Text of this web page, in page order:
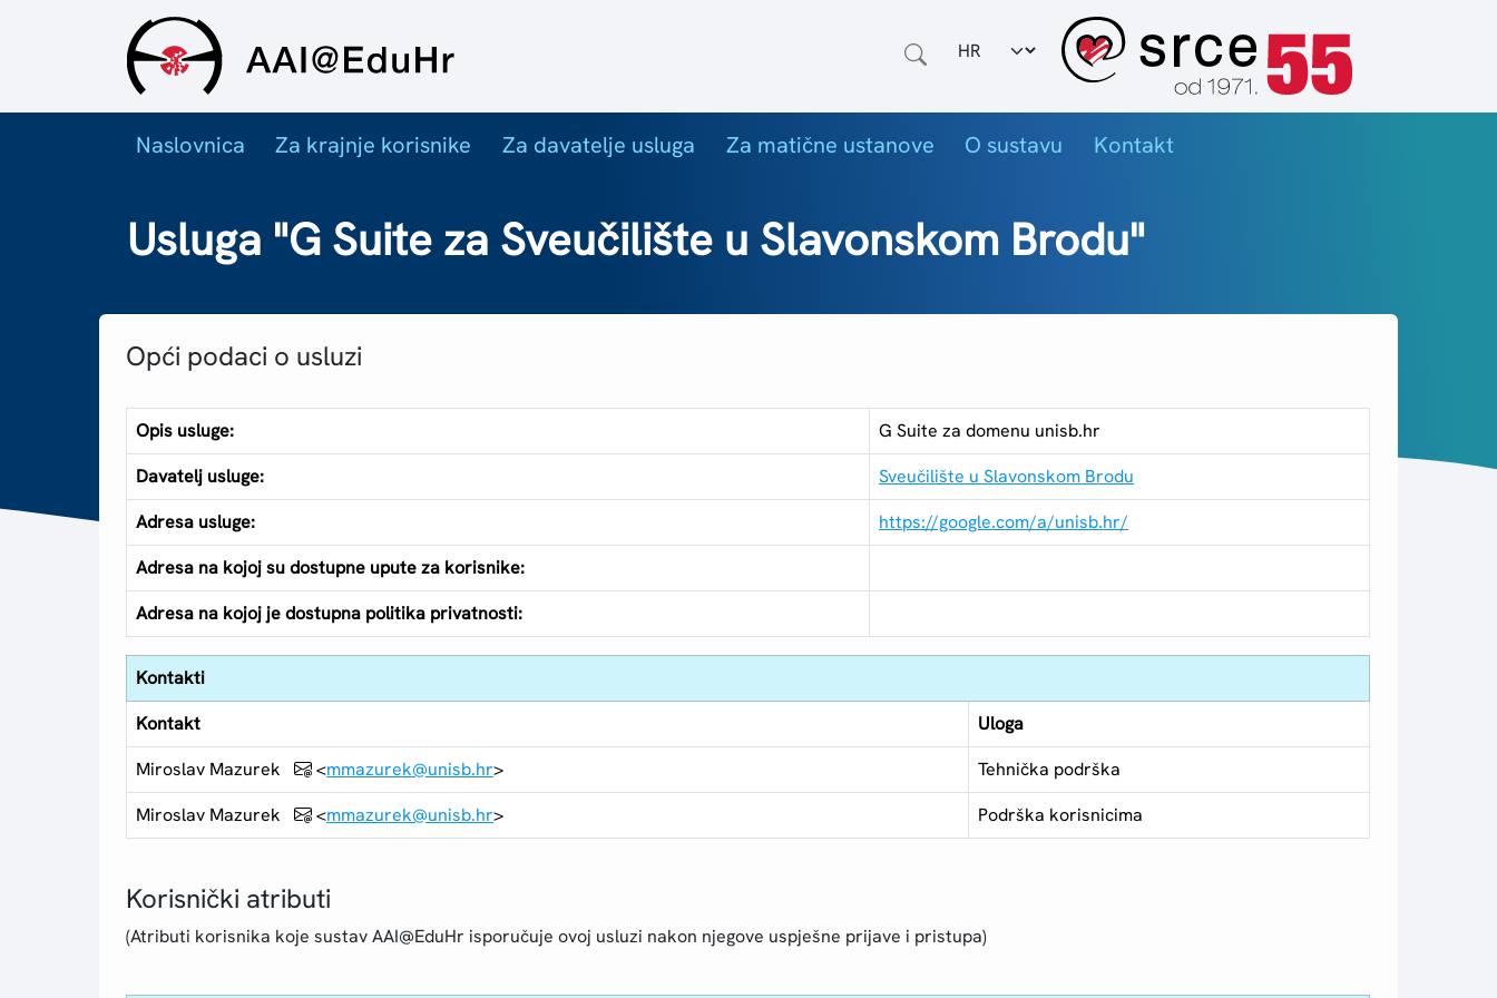
Odabir jezika
Naslovnica Za krajnje korisnike Za davatelje usluga Za matične ustanove O sustavu Kontakt
Usluga "G Suite za Sveučilište u Slavonskom Brodu"
Opći podaci o usluzi
Opis usluge:
G Suite za domenu unisb.hr
Davatelj usluge:
Sveučilište u Slavonskom Brodu
Adresa usluge:
https://google.com/a/unisb.hr/
Adresa na kojoj su dostupne upute za korisnike:
Adresa na kojoj je dostupna politika privatnosti:
Kontakti
Kontakt
Uloga
Miroslav Mazurek
<mmazurek@unisb.hr>
Tehnička podrška
Miroslav Mazurek
<mmazurek@unisb.hr> Podrška korisnicima
Korisnički atributi
(Atributi korisnika koje sustav AAI@EduHr isporučuje ovoj usluzi nakon njegove uspješne prijave i pristupa)